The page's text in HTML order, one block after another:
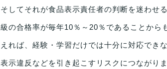
そしてそれが食品表示責任者の判断を迷わせ
級の合格率が毎年10％～20％であることから
えれば、経験・学習だけでは十分に対応でき
表示違反などを引き起こすリスクにつながり